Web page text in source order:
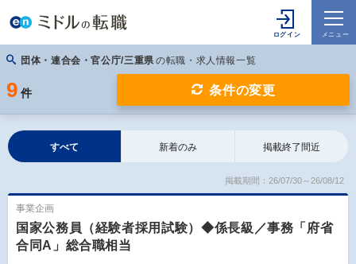
団体・連合会・官公庁/三重県 の転職・求人情報一覧
9 件 条件の変更
すべて 新着のみ 掲載終了間近
掲載期間：26/07/30～26/08/12
事業企画
国家公務員（経験者採用試験）◆係長級／事務「府省
合同A」総合職相当